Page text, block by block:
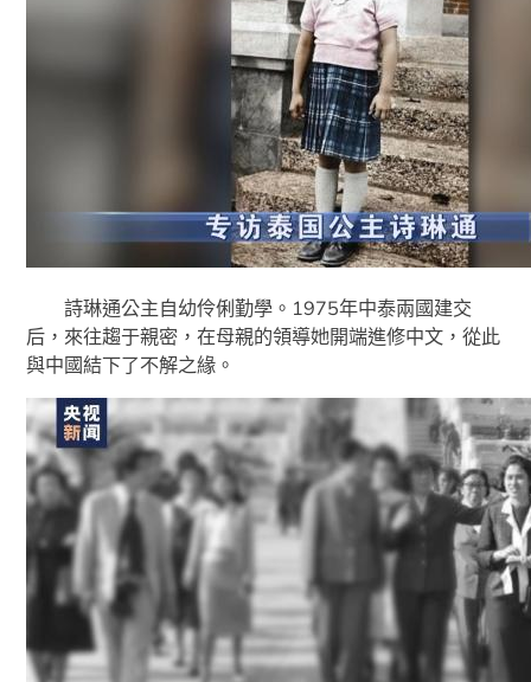
詩琳通公主自幼伶俐勤學。1975年中泰兩國建交
后，來往趨于親密，在母親的領導她開端進修中文，從此
與中國結下了不解之緣。